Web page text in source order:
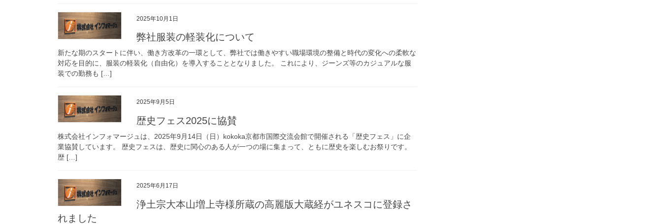
2025年10月1日
弊社服装の軽装化について
新たな期のスタートに伴い、働き方改革の一環として、弊社では働きやすい職場環境の整備と時代の変化への柔軟な
対応を目的に、服装の軽装化（自由化）を導入することとなりました。 これにより、ジーンズ等のカジュアルな服
装での勤務も […]
2025年9月5日
歴史フェス2025に協賛
株式会社インフォマージュは、2025年9月14日（日）kokoka京都市国際交流会館で開催される「歴史フェス」に企
業協賛しています。 歴史フェスは、歴史に関心のある人が一つの場に集まって、ともに歴史を楽しむお祭りです。
歴 […]
2025年6月17日
浄土宗大本山増上寺様所蔵の高麗版大蔵経がユネスコに登録さ
れました